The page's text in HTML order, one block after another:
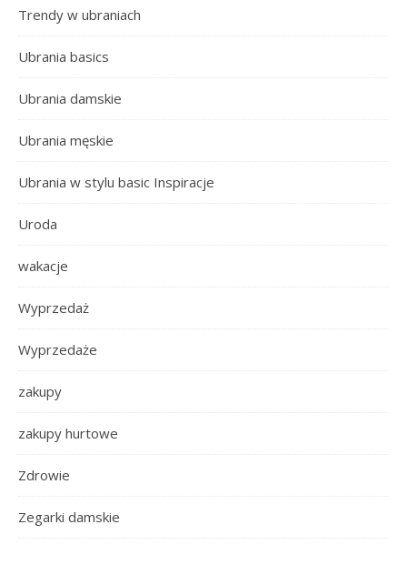
Trendy w ubraniach
Ubrania basics
Ubrania damskie
Ubrania męskie
Ubrania w stylu basic Inspiracje
Uroda
wakacje
Wyprzedaż
Wyprzedaże
zakupy
zakupy hurtowe
Zdrowie
Zegarki damskie